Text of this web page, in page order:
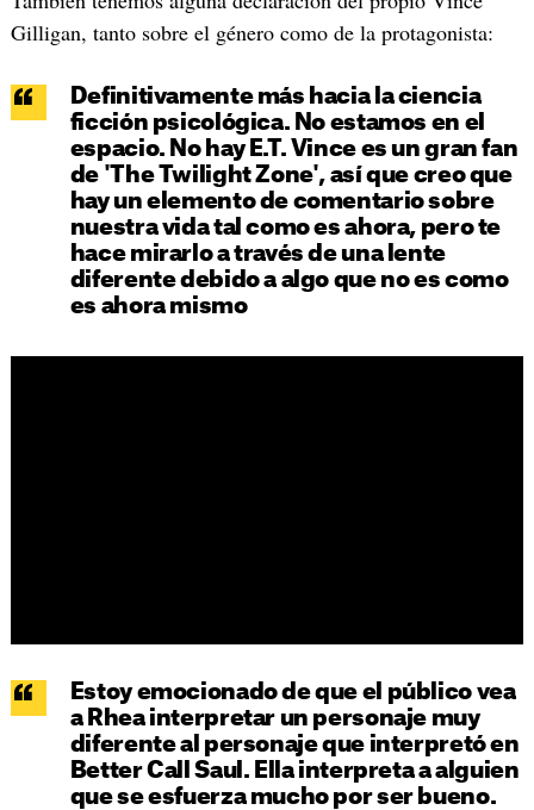
Gilligan, tanto sobre el género como de la protagonista:
Definitivamente más hacia la ciencia
ficción psicológica. No estamos en el
espacio. No hay E.T. Vince es un gran fan
de 'The Twilight Zone', así que creo que
hay un elemento de comentario sobre
nuestra vida tal como es ahora, pero te
hace mirarlo a través de una lente
diferente debido a algo que no es como
es ahora mismo
Estoy emocionado de que el público vea
a Rhea interpretar un personaje muy
diferente al personaje que interpretó en
Better Call Saul. Ella interpreta a alguien
que se esfuerza mucho por ser bueno.